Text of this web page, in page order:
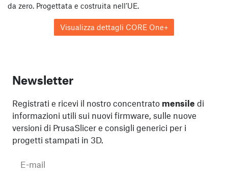
da zero. Progettata e costruita nell’UE.
Visualizza dettagli CORE One+
Newsletter
Registrati e ricevi il nostro concentrato mensile di
informazioni utili sui nuovi firmware, sulle nuove
versioni di PrusaSlicer e consigli generici per i
progetti stampati in 3D.